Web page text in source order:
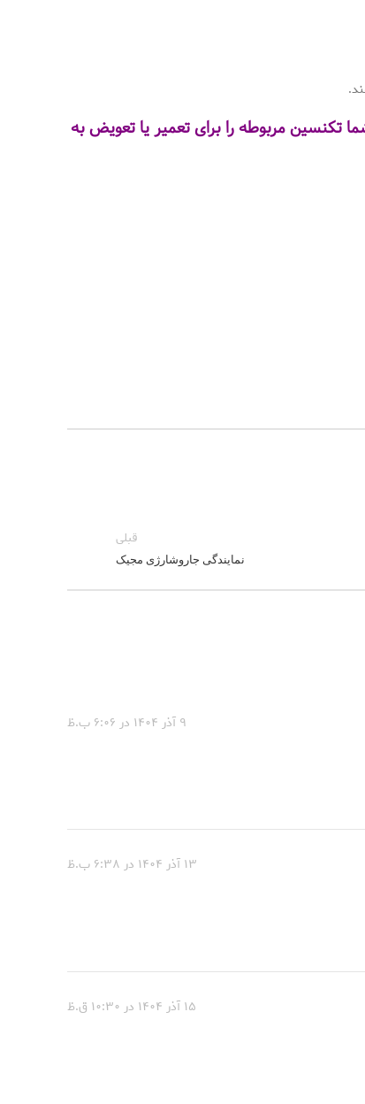
تکنسین مربوطه را برای تعمیر یا تعویض به
قبلی
نمایندگی جاروشارژی مجیک
۹ آذر ۱۴۰۴ در ۶:۰۶ ب.ظ
۱۳ آذر ۱۴۰۴ در ۶:۳۸ ب.ظ
۱۵ آذر ۱۴۰۴ در ۱۰:۳۰ ق.ظ